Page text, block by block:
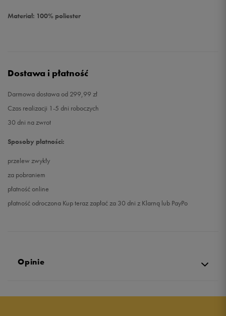
Materiał: 100% poliester
Dostawa i płatność
Darmowa dostawa od 299,99 zł
Czas realizacji 1-5 dni roboczych
30 dni na zwrot
Sposoby płatności:
przelew zwykły
za pobraniem
płatność online
płatność odroczona Kup teraz zapłać za 30 dni z Klarną lub PayPo
Opinie
4.8